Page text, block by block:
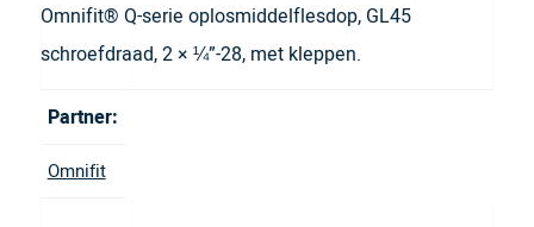
Omnifit® Q-serie oplosmiddelflesdop, GL45
schroefdraad, 2 × ¼”-28, met kleppen.
Partner:
Omnifit